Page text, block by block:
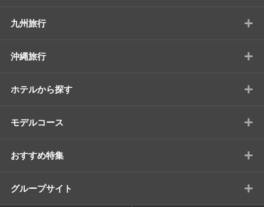
九州旅行 +
沖縄旅行 +
ホテルから探す +
モデルコース +
おすすめ特集 +
グループサイト +